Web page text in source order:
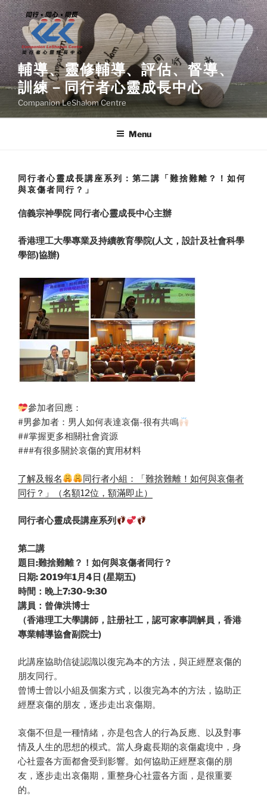
Skip
to
content
輔導、靈修輔導、評估、督導、
訓練－同行者心靈成長中心
Companion LeShalom Centre
Menu
同行者心靈成長講座系列：第二講「難捨難離？！如何
與哀傷者同行？」
信義宗神學院 同行者心靈成長中心主辦
香港理工大學專業及持續教育學院(人文，設計及社會科學
學部)協辦)
參加者回應：
#男參加者：男人如何表達哀傷-很有共鳴
##掌握更多相關社會資源
###有很多關於哀傷的實用材料
了解及報名
同行者小組：「難捨難離！如何與哀傷者
同行？」（名額12位，額滿即止）
同行者心靈成長講座系列
第二講
題目:難捨難離？！如何與哀傷者同行？
日期: 2019年1月4日 (星期五)
時間：晚上7:30-9:30
講員：曾偉洪博士
（香港理工大學講師，註册社工，認可家事調解員，香港
專業輔導協會副院士)
此講座協助信徒認識以復完為本的方法，與正經歷哀傷的
朋友同行。
曾博士曾以小組及個案方式，以復完為本的方法，協助正
經歷哀傷的朋友，逐步走出哀傷期。
哀傷不但是一種情緒，亦是包含人的行為反應、以及對事
情及人生的思想的模式。當人身處長期的哀傷處境中，身
心社靈各方面都會受到影響。如何協助正經歷哀傷的朋
友，逐步走出哀傷期，重整身心社靈各方面，是很重要
的。